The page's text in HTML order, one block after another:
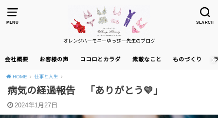
MENU SEARCH
オレンジハーモニーゆっぴー先生のブログ
会社概要 お客様の声 ココロとカラダ 素敵なこと ものづくり
HOME 仕事と人生
病気の経過報告 「ありがとう💛」
2024年1月27日